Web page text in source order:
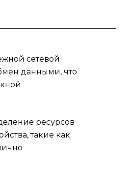
сетевой
данными, что
ресурсов
такие как